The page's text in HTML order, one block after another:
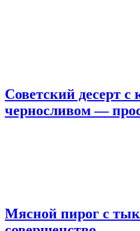
Советский десерт с
черносливом —
Мясной пирог с